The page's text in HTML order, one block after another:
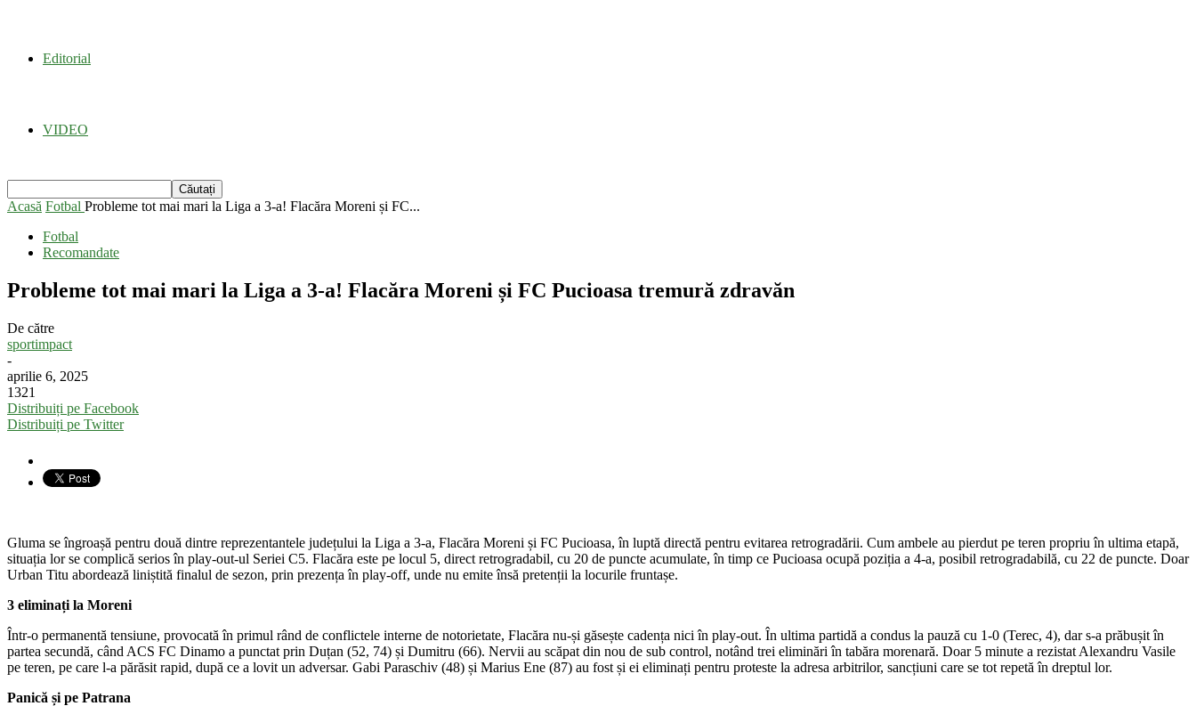
Editorial
VIDEO
Acasă Fotbal Probleme tot mai mari la Liga a 3-a! Flacăra Moreni și FC...
Fotbal
Recomandate
Probleme tot mai mari la Liga a 3-a! Flacăra Moreni și FC Pucioasa tremură zdravăn
De către
sportimpact
-
aprilie 6, 2025
1321
Distribuiți pe Facebook
Distribuiți pe Twitter
Gluma se îngroașă pentru două dintre reprezentantele județului la Liga a 3-a, Flacăra Moreni și FC Pucioasa, în luptă directă pentru evitarea retrogradării. Cum ambele au pierdut pe teren propriu în ultima etapă,
situația lor se complică serios în play-out-ul Seriei C5. Flacăra este pe locul 5, direct retrogradabil, cu 20 de puncte acumulate, în timp ce Pucioasa ocupă poziția a 4-a, posibil retrogradabilă, cu 22 de puncte. Doar
Urban Titu abordează liniștită finalul de sezon, prin prezența în play-off, unde nu emite însă pretenții la locurile fruntașe.
3 eliminați la Moreni
Într-o permanentă tensiune, provocată în primul rând de conflictele interne de notorietate, Flacăra nu-și găsește cadența nici în play-out. În ultima partidă a condus la pauză cu 1-0 (Terec, 4), dar s-a prăbușit în
partea secundă, când ACS FC Dinamo a punctat prin Duțan (52, 74) și Dumitru (66). Nervii au scăpat din nou de sub control, notând trei eliminări în tabăra morenară. Doar 5 minute a rezistat Alexandru Vasile
pe teren, pe care l-a părăsit rapid, după ce a lovit un adversar. Gabi Paraschiv (48) și Marius Ene (87) au fost și ei eliminați pentru proteste la adresa arbitrilor, sancțiuni care se tot repetă în dreptul lor.
Panică și pe Patrana